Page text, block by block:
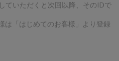
ていただくと次回以降、そのIDで
は「はじめてのお客様」より登録